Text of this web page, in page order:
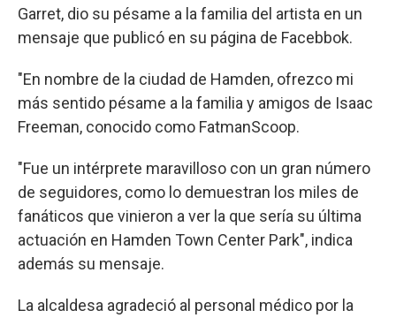
Garret, dio su pésame a la familia del artista en un
mensaje que publicó en su página de Facebbok.
"En nombre de la ciudad de Hamden, ofrezco mi
más sentido pésame a la familia y amigos de Isaac
Freeman, conocido como FatmanScoop.
"Fue un intérprete maravilloso con un gran número
de seguidores, como lo demuestran los miles de
fanáticos que vinieron a ver la que sería su última
actuación en Hamden Town Center Park", indica
además su mensaje.
La alcaldesa agradeció al personal médico por la